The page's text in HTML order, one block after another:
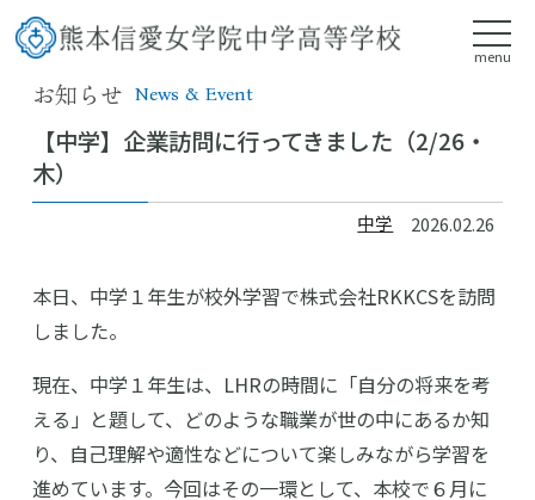
お知らせ News & Event
【中学】企業訪問に行ってきました（2/26・
木）
中学 2026.02.26
本日、中学１年生が校外学習で株式会社RKKCSを訪問
しました。
現在、中学１年生は、LHRの時間に「自分の将来を考
える」と題して、どのような職業が世の中にあるか知
り、自己理解や適性などについて楽しみながら学習を
進めています。今回はその一環として、本校で６月に
menu